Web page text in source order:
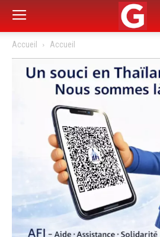
Accueil Accueil